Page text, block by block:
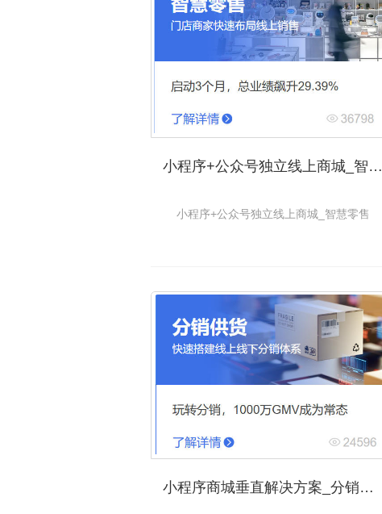
小程序+公众号独立线上商城_智慧零售
小程序+公众号独立线上商城_智慧零售
小程序商城垂直解决方案_分销供货